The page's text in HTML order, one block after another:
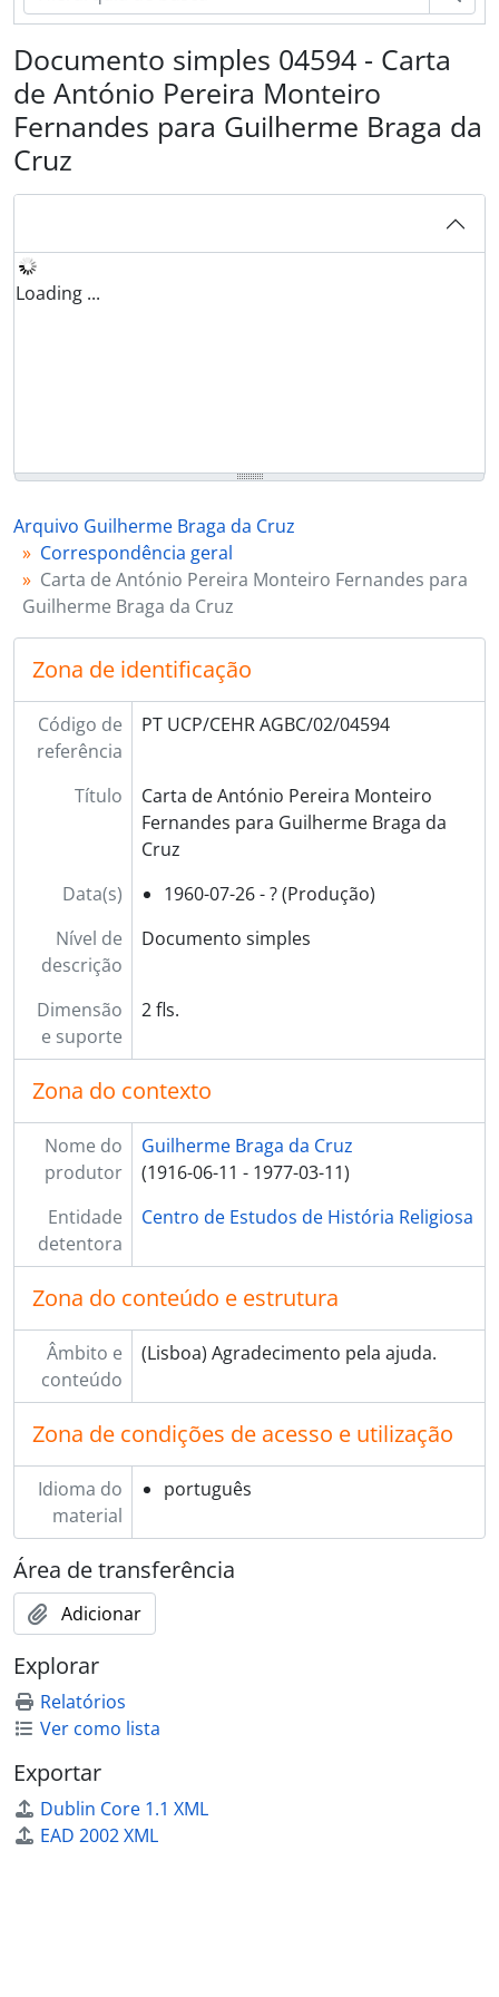
Documento simples 04594 - Carta
de António Pereira Monteiro
Fernandes para Guilherme Braga da
Cruz
Loading ...
Arquivo Guilherme Braga da Cruz
Correspondência geral
Carta de António Pereira Monteiro Fernandes para
Guilherme Braga da Cruz
Zona de identificação
Código de
referência
PT UCP/CEHR AGBC/02/04594
Título
Carta de António Pereira Monteiro
Fernandes para Guilherme Braga da
Cruz
Data(s)
1960-07-26 - ? (Produção)
Nível de
descrição
Documento simples
Dimensão
e suporte
2 fls.
Zona do contexto
Nome do
produtor
Guilherme Braga da Cruz
(1916-06-11 - 1977-03-11)
Entidade
detentora
Centro de Estudos de História Religiosa
Zona do conteúdo e estrutura
Âmbito e
conteúdo
(Lisboa) Agradecimento pela ajuda.
Zona de condições de acesso e utilização
Idioma do
material
português
Área de transferência
Adicionar
Explorar
Relatórios
Ver como lista
Exportar
Dublin Core 1.1 XML
EAD 2002 XML